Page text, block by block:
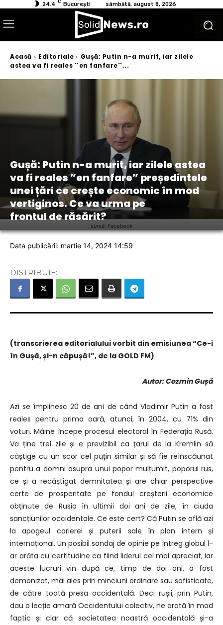
24.4 C București sâmbătă, august 8, 2026
Acasă Editoriale
Gușă: Putin n-a murit, iar zilele
astea va fi reales ''en fanfare''...
sursă: Facebook
Gușă: Putin n-a murit, iar zilele astea
va fi reales ”en fanfare” președintele
unei țări ce crește economic în mod
vertiginos. Ce va urma pe
frontul de răsărit?
Data publicării: martie 14, 2024 14:59
DISTRIBUIE:
(transcrierea editorialului vorbit din emisiunea “Ce-i
în Gușă, și-n căpușă!”, de la GOLD FM)
Autor: Cozmin Gușă
Azi se împlinesc 20 de ani de când Vladimir Putin a fost
reales pentru prima oară, atunci, în 2004, cu 71% din
voturi. Mâine începe procesul electoral în Federația Rusă.
Va ține trei zile și e previzibil ca țarul de la Kremlin să
câștige cu un scor cel puțin similar și să fie reînscăunat
pentru a domni asupra unui popor mulțumit, poporul rus,
ce și-a recâștigat demnitatea și are chiar perspective
certe de prosperitate pe fondul creșterii economice
obținute de Rusia în ultimii doi ani de zile, în ciuda
sancțiunilor occidentale. Ce este cert? Că Putin se află azi
la apogeul carierei și puterii sale în plan intern și
internațional. Un posibil sondaj de opinie pe întreg globul l-
ar arăta cu certitudine ca fiind liderul cel mai apreciat, iar
aceste lucruri vin după ce, timp de doi ani, a fost
demonizat, mai ales prin minciuni ordinare sau sofisticate,
de către toată presa occidentală. Deci rușii, prin Putin,
dau o lecție amară Occidentului colectiv, ne arată în mod
faptic și clar că societatea noastră occidentală și-a